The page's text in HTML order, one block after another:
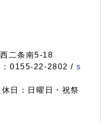
二条南5-18
0155-22-2802 / s
日：日曜日・祝祭